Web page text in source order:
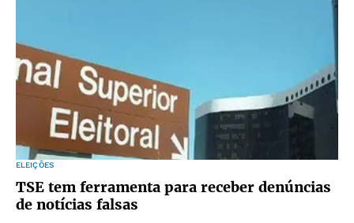
ELEIÇÕES
TSE tem ferramenta para receber denúncias
de notícias falsas